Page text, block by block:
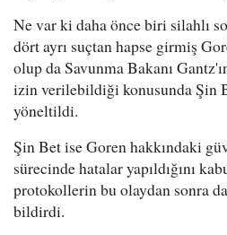
Ne var ki daha önce biri silahlı
dört ayrı suçtan hapse girmiş
olup da Savunma Bakanı
izin verilebildiği konusunda Şin
yöneltildi.
Şin Bet ise Goren hakkındaki
sürecinde hatalar yapıldığını
protokollerin bu olaydan sonra
bildirdi.